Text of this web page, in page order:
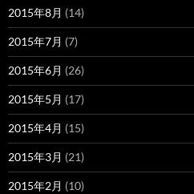
2015年8月 (14)
2015年7月 (7)
2015年6月 (26)
2015年5月 (17)
2015年4月 (15)
2015年3月 (21)
2015年2月 (10)